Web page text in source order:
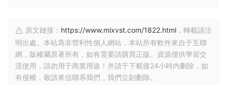
原文鏈接： https://www.mixvst.com/1822.html ，轉載請注
明出處。本站爲非營利性個人網站，本站所有軟件來自于互聯
網，版權屬原著所有，如有需要請購買正版。資源僅供學習交
流使用，請勿用于商業用途！并請于下載後24小時内删除，如
有侵權，敬請來信聯系我們，我們立刻删除。